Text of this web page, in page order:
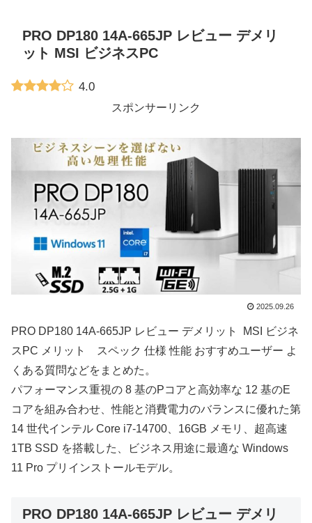
PRO DP180 14A-665JP レビュー デメリ
ット MSI ビジネスPC
4.0
スポンサーリンク
2025.09.26
PRO DP180 14A-665JP レビュー デメリット MSI ビジネ
スPC メリット スペック 仕様 性能 おすすめユーザー よ
くある質問などをまとめた。
パフォーマンス重視の 8 基のPコアと高効率な 12 基のE
コアを組み合わせ、性能と消費電力のバランスに優れた第
14 世代インテル Core i7-14700、16GB メモリ、超高速
1TB SSD を搭載した、ビジネス用途に最適な Windows
11 Pro プリインストールモデル。
PRO DP180 14A-665JP レビュー デメリ